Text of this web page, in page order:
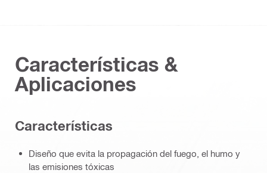
Características &
Aplicaciones
Características
Diseño que evita la propagación del fuego, el humo y
las emisiones tóxicas